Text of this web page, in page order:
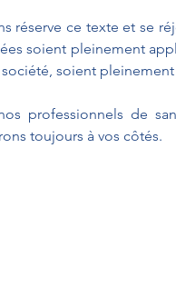
réserve ce texte et se
soient pleinement
soient
professionnels de
toujours à vos côtés.